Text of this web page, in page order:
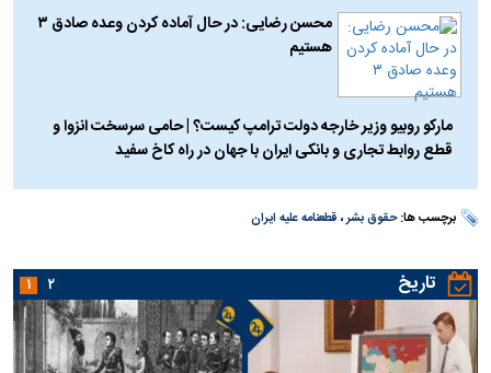
محسن رضایی: در حال آماده کردن وعده صادق ۳
هستیم
مارکو روبیو وزیر خارجه دولت ترامپ کیست؟ | حامی سرسخت انزوا و
قطع روابط تجاری و بانکی ایران با جهان در راه کاخ سفید
برچسب ها:حقوق بشر، قطعنامه علیه ایران
تاریخ ۱ ۲